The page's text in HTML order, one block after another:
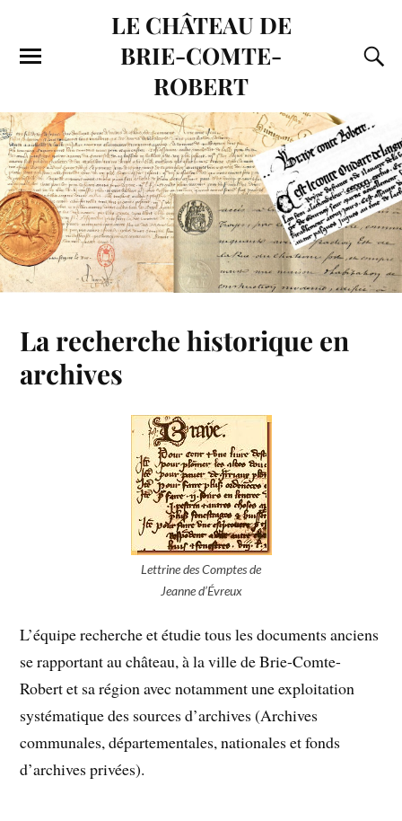
LE CHÂTEAU DE
BRIE-COMTE-
ROBERT
La recherche historique en
archives
Lettrine des Comptes de
Jeanne d’Évreux
L’équipe recherche et étudie tous les documents anciens
se rapportant au château, à la ville de Brie-Comte-
Robert et sa région avec notamment une exploitation
systématique des sources d’archives (Archives
communales, départementales, nationales et fonds
d’archives privées).